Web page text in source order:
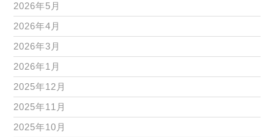
2026年5月
2026年4月
2026年3月
2026年1月
2025年12月
2025年11月
2025年10月